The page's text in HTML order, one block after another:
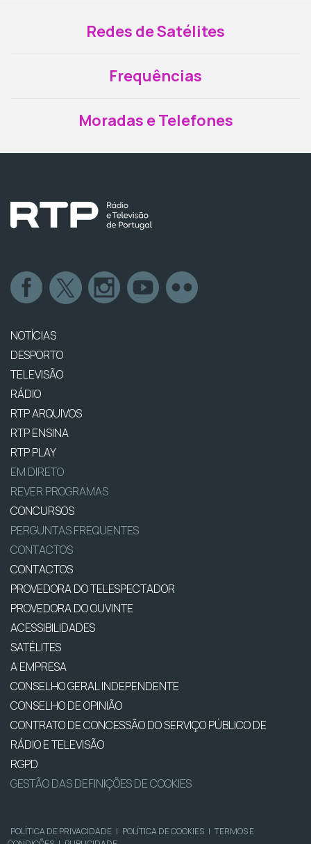
Redes de Satélites
Frequências
Moradas e Telefones
NOTÍCIAS
DESPORTO
TELEVISÃO
RÁDIO
RTP ARQUIVOS
RTP ENSINA
RTP PLAY
EM DIRETO
REVER PROGRAMAS
CONCURSOS
PERGUNTAS FREQUENTES
CONTACTOS
CONTACTOS
PROVEDORA DO TELESPECTADOR
PROVEDORA DO OUVINTE
ACESSIBILIDADES
SATÉLITES
A EMPRESA
CONSELHO GERAL INDEPENDENTE
CONSELHO DE OPINIÃO
CONTRATO DE CONCESSÃO DO SERVIÇO PÚBLICO DE
RÁDIO E TELEVISÃO
RGPD
GESTÃO DAS DEFINIÇÕES DE COOKIES
POLÍTICA DE PRIVACIDADE | POLÍTICA DE COOKIES | TERMOS E